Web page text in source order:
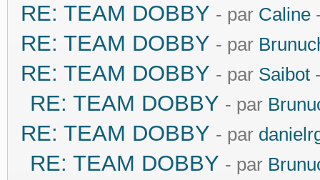
RE: TEAM DOBBY - par Caline
RE: TEAM DOBBY - par
RE: TEAM DOBBY - par Saibot
RE: TEAM DOBBY - par
RE: TEAM DOBBY - par
RE: TEAM DOBBY - par